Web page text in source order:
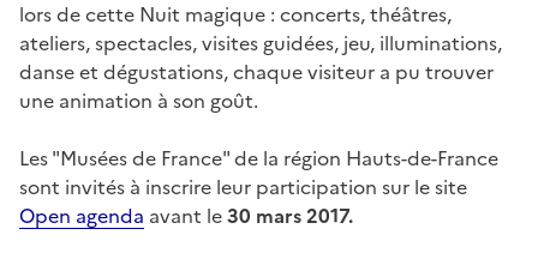
lors de cette Nuit magique : concerts, théâtres,
ateliers, spectacles, visites guidées, jeu, illuminations,
danse et dégustations, chaque visiteur a pu trouver
une animation à son goût.
Les "Musées de France" de la région Hauts-de-France
sont invités à inscrire leur participation sur le site
Open agenda avant le30 mars 2017.